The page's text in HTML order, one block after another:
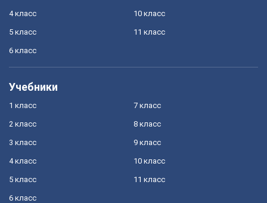
4 класс
5 класс
6 класс
10 класс
11 класс
Учебники
1 класс
2 класс
3 класс
4 класс
5 класс
6 класс
7 класс
8 класс
9 класс
10 класс
11 класс